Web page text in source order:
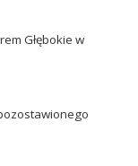
Głębokie w